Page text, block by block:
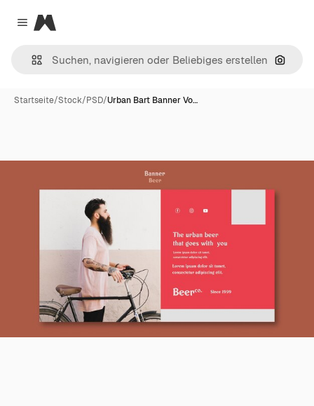
Close menu
Magnific
Nach
Startseite/Stock/PSD/Urban Bart Banner Vo…